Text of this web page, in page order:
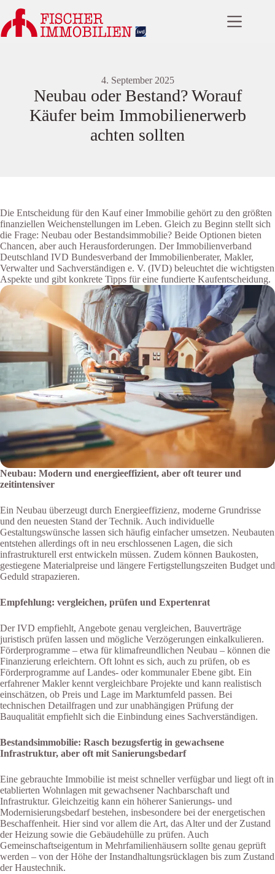
Inhalt
springen
4. September 2025
Neubau oder Bestand? Worauf
Käufer beim Immobilienerwerb
achten sollten
Die Entscheidung für den Kauf einer Immobilie gehört zu den größten
finanziellen Weichenstellungen im Leben. Gleich zu Beginn stellt sich
die Frage: Neubau oder Bestandsimmobilie? Beide Optionen bieten
Chancen, aber auch Herausforderungen. Der Immobilienverband
Deutschland IVD Bundesverband der Immobilienberater, Makler,
Verwalter und Sachverständigen e. V. (IVD) beleuchtet die wichtigsten
Aspekte und gibt konkrete Tipps für eine fundierte Kaufentscheidung.
Neubau: Modern und energieeffizient, aber oft teurer und
zeitintensiver
Ein Neubau überzeugt durch Energieeffizienz, moderne Grundrisse
und den neuesten Stand der Technik. Auch individuelle
Gestaltungswünsche lassen sich häufig einfacher umsetzen. Neubauten
entstehen allerdings oft in neu erschlossenen Lagen, die sich
infrastrukturell erst entwickeln müssen. Zudem können Baukosten,
gestiegene Materialpreise und längere Fertigstellungszeiten Budget und
Geduld strapazieren.
Empfehlung: vergleichen, prüfen und Expertenrat
Der IVD empfiehlt, Angebote genau vergleichen, Bauverträge
juristisch prüfen lassen und mögliche Verzögerungen einkalkulieren.
Förderprogramme – etwa für klimafreundlichen Neubau – können die
Finanzierung erleichtern. Oft lohnt es sich, auch zu prüfen, ob es
Förderprogramme auf Landes- oder kommunaler Ebene gibt. Ein
erfahrener Makler kennt vergleichbare Projekte und kann realistisch
einschätzen, ob Preis und Lage im Marktumfeld passen. Bei
technischen Detailfragen und zur unabhängigen Prüfung der
Bauqualität empfiehlt sich die Einbindung eines Sachverständigen.
Bestandsimmobilie: Rasch bezugsfertig in gewachsene
Infrastruktur, aber oft mit Sanierungsbedarf
Eine gebrauchte Immobilie ist meist schneller verfügbar und liegt oft in
etablierten Wohnlagen mit gewachsener Nachbarschaft und
Infrastruktur. Gleichzeitig kann ein höherer Sanierungs- und
Modernisierungsbedarf bestehen, insbesondere bei der energetischen
Beschaffenheit. Hier sind vor allem die Art, das Alter und der Zustand
der Heizung sowie die Gebäudehülle zu prüfen. Auch
Gemeinschaftseigentum in Mehrfamilienhäusern sollte genau geprüft
werden – von der Höhe der Instandhaltungsrücklagen bis zum Zustand
der Haustechnik.